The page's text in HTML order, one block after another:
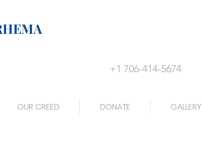
+1 706-414-5674
OUR CREED DONATE GALLERY